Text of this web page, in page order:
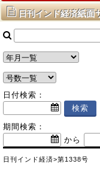
日刊インド経済紙面
日付検索：
期間検索：
から
日刊インド経済>第1338号